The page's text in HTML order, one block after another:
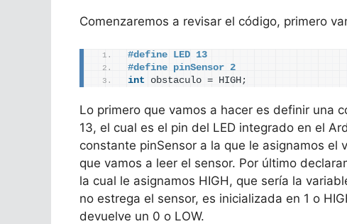
Comenzaremos a revisar el código, primero
#define LED 13
#define pinSensor 2
int obstaculo = HIGH;
Lo primero que vamos a hacer es definir una
13, el cual es el pin del LED integrado en el
constante pinSensor a la que le asignamos
que vamos a leer el sensor. Por último
la cual le asignamos HIGH, que sería la
no estrega el sensor, es inicializada en 1 o
devuelve un 0 o LOW.